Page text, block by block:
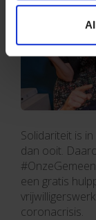
Solidariteit is
dan ooit.
een gratis
coronacrisis.